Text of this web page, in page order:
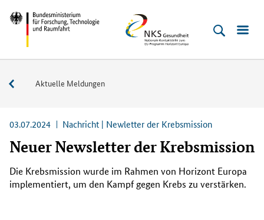
Direkt
zum
Inhalt
(Eingabetaste)
Direkt
zum
Hauptmenu
(Eingabetaste)
Direkt
zur
Suche
(Eingabetaste)
Direkt
zur
Fußleiste
(Enter)
Bundesministerium
und
NKS
Gesundheit
Service
Aktuelle Meldungen
03.07.2024 Nachricht | Newletter der Krebsmission
Neuer Newsletter der Krebsmission
Die Krebsmission wurde im Rahmen von Horizont Europa
implementiert, um den Kampf gegen Krebs zu verstärken.